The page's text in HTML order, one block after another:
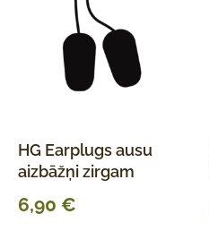
HG Earplugs ausu
aizbāžņi zirgam
6,90 €